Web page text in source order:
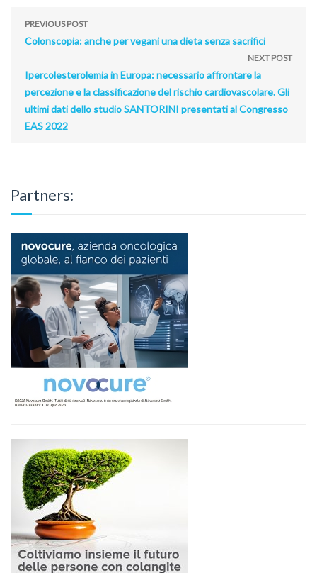
PREVIOUS POST
Colonscopia: anche per vegani una dieta senza sacrifici
NEXT POST
Ipercolesterolemia in Europa: necessario affrontare la
percezione e la classificazione del rischio cardiovascolare. Gli
ultimi dati dello studio SANTORINI presentati al Congresso
EAS 2022
Partners: